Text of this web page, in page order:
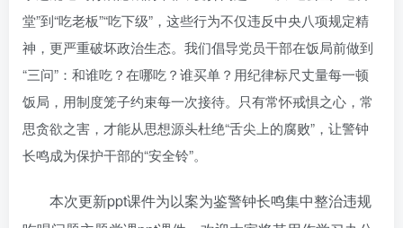
堂”到“吃老板”“吃下级”，这些行为不仅违反中央八项规定精
神，更严重破坏政治生态。我们倡导党员干部在饭局前做到
“三问”：和谁吃？在哪吃？谁买单？用纪律标尺丈量每一顿
饭局，用制度笼子约束每一次接待。只有常怀戒惧之心，常
思贪欲之害，才能从思想源头杜绝“舌尖上的腐败”，让警钟
长鸣成为保护干部的“安全铃”。
本次更新ppt课件为以案为鉴警钟长鸣集中整治违规